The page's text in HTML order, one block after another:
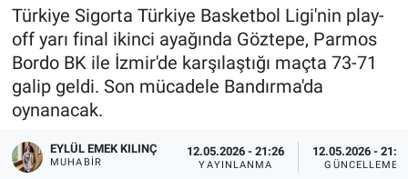
Türkiye Sigorta Türkiye Basketbol Ligi'nin play-
off yarı final ikinci ayağında Göztepe, Parmos
Bordo BK ile İzmir'de karşılaştığı maçta 73-71
galip geldi. Son mücadele Bandırma'da
oynanacak.
EYLÜL EMEK KILINÇ
MUHABIR
12.05.2026 - 21:26
YAYINLANMA
12.05.2026 -
GÜNCELLEME